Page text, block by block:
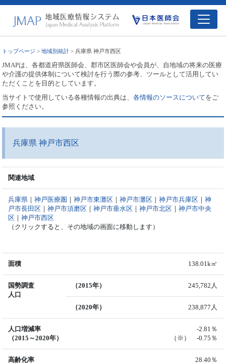
トップページ >地域別統計 > 兵庫県 神戸市西区
JMAPは、各都道府県医師会、郡市区医師会や会員が、自地域の将来の医療
や介護の提供体制について検討を行う際の参考、ツールとして活用してい
ただくことを目的としています。
当サイトで使用している各種情報の出典は、各情報のソースについてをご
参照ください。
兵庫県 神戸市西区
関連地域
兵庫県 ｜神戸医療圏 ｜神戸市東灘区 ｜神戸市灘区 ｜神戸市兵庫区 ｜神
戸市長田区 ｜神戸市須磨区 ｜神戸市垂水区 ｜神戸市北区 ｜神戸市中央
区 ｜神戸市西区
（クリックすると、その地域の画面に移動します）
面積 138.01k㎡
国勢調査
人口
（2015年） 245,782人
（2020年） 238,877人
人口増減率
（2015～2020年）
-2.81％
（※） -0.75％
高齢化率
28.40％